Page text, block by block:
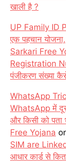
खाली है ?
UP Family ID
एक पहचान
Sarkari Free
Registration
पंजीकरण संख्या
WhatsApp
WhatsApp में
और किसी को
Free Yojana
SIM are
आधार कार्ड से